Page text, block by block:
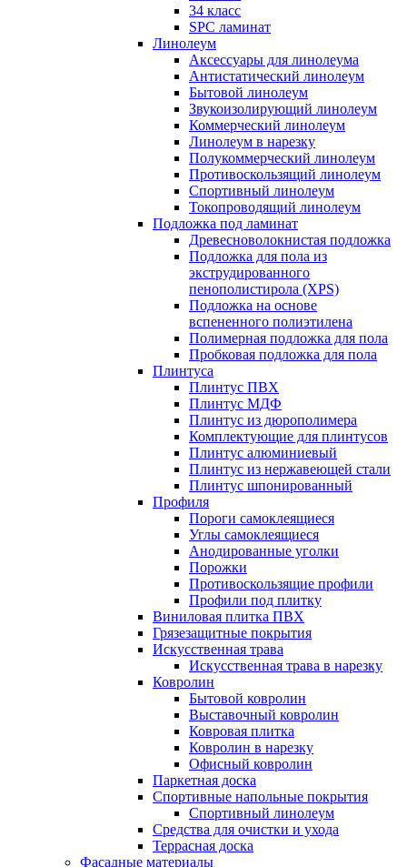
34 класс
SPC ламинат
Линолеум
Аксессуары для линолеума
Антистатический линолеум
Бытовой линолеум
Звукоизолирующий линолеум
Коммерческий линолеум
Линолеум в нарезку
Полукоммерческий линолеум
Противоскользящий линолеум
Спортивный линолеум
Токопроводящий линолеум
Подложка под ламинат
Древесноволокнистая подложка
Подложка для пола из
экструдированного
пенополистирола (XPS)
Подложка на основе
вспененного полиэтилена
Полимерная подложка для пола
Пробковая подложка для пола
Плинтуса
Плинтус ПВХ
Плинтус МДФ
Плинтус из дюрополимера
Комплектующие для плинтусов
Плинтус алюминиевый
Плинтус из нержавеющей стали
Плинтус шпонированный
Профиля
Пороги самоклеящиеся
Углы самоклеящиеся
Анодированные уголки
Порожки
Противоскользящие профили
Профили под плитку
Виниловая плитка ПВХ
Грязезащитные покрытия
Искусственная трава
Искусственная трава в нарезку
Ковролин
Бытовой ковролин
Выставочный ковролин
Ковровая плитка
Ковролин в нарезку
Офисный ковролин
Паркетная доска
Спортивные напольные покрытия
Спортивный линолеум
Средства для очистки и ухода
Террасная доска
Фасадные материалы